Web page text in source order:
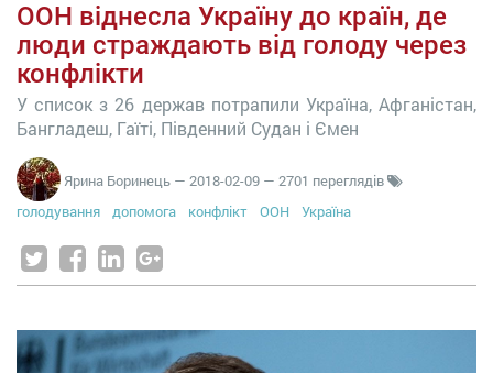
ООН віднесла Україну до країн, де
люди страждають від голоду через
конфлікти
У список з 26 держав потрапили Україна, Афганістан,
Бангладеш, Гаїті, Південний Судан і Ємен
Ярина Боринець — 2018-02-09 — 2701 переглядів
голодування
допомога конфлікт ООН Україна